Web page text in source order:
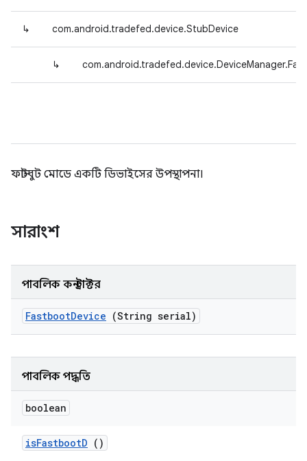
↳ com.android.tradefed.device.StubDevice
↳
ফাস্টবুট মোডে একটি ডিভাইসের উপস্থাপনা।
সারাংশ
পাবলিক কনস্ট্রাক্টর
FastbootDevice (String serial)
পাবলিক পদ্ধতি
boolean
isFastbootD ()